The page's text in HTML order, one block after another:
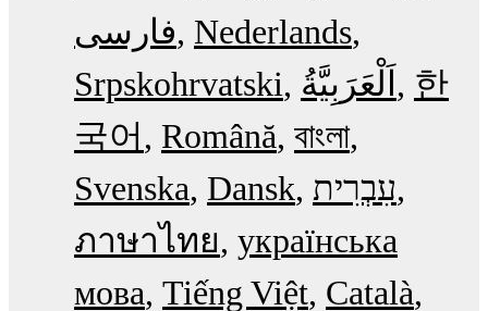
فارسی Nederlands
Srpskohrvatski
한
국어
Română বাংলা
Svenska Dansk עִבְרִית
ภาษาไทย українська
мова Tiếng Việt Català